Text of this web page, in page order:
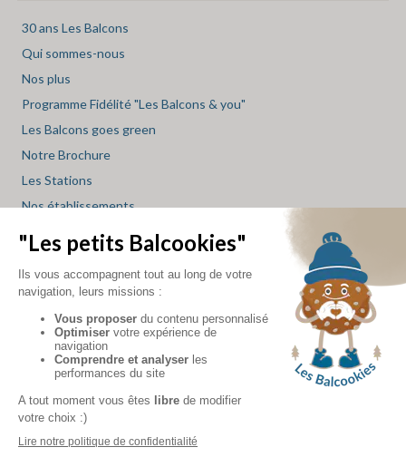
30 ans Les Balcons
Qui sommes-nous
Nos plus
Programme Fidélité "Les Balcons & you"
Les Balcons goes green
Notre Brochure
Les Stations
Nos établissements
Les restaurants
Les spas
Les supérettes
Le blog des balcons
INFOS
location d’hébergement
val cenis
la plagne